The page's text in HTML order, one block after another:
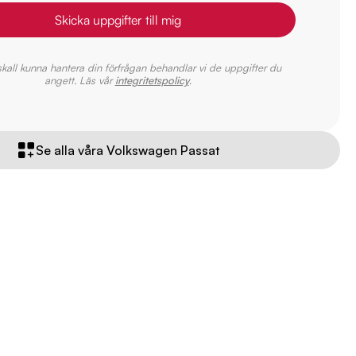
Skicka uppgifter till mig
kunna hantera din förfrågan behandlar vi de uppgifter du
angett. Läs vårintegritetspolicy.
Se alla våra Volkswagen Passat